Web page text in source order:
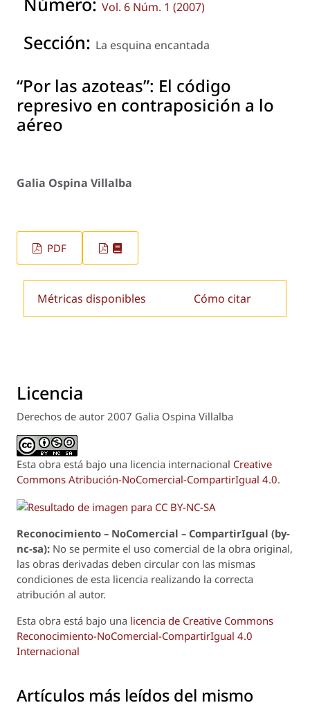
Vol. 6 Núm. 1 (2007)
Sección: La esquina encantada
“Por las azoteas”: El código
represivo en contraposición a lo
aéreo
Galia Ospina Villalba
PDF
Métricas disponibles Cómo citar
Licencia
Derechos de autor 2007 Galia Ospina Villalba
Esta obra está bajo una licencia internacional Creative
Commons Atribución-NoComercial-CompartirIgual 4.0.
Reconocimiento – NoComercial – CompartirIgual (by-
nc-sa): No se permite el uso comercial de la obra original,
las obras derivadas deben circular con las mismas
condiciones de esta licencia realizando la correcta
atribución al autor.
Esta obra está bajo una licencia de Creative Commons
Reconocimiento-NoComercial-CompartirIgual 4.0
Internacional
Artículos más leídos del mismo